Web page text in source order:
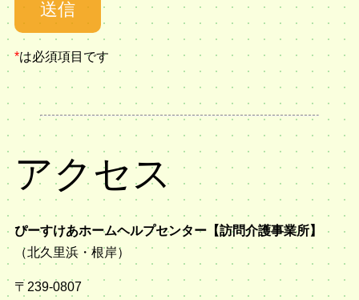
*は必須項目です
アクセス
ぴーすけあホームヘルプセンター【訪問介護事業所】
（北久里浜・根岸）
〒239-0807